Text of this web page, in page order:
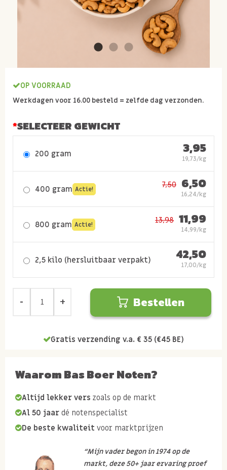
OP VOORRAAD
Werkdagen voor 16.00 besteld = zelfde dag verzonden.
SELECTEER GEWICHT
200 gram 3,95
19,73/kg
400 gram Actie! 7,50 6,50
16,24/kg
800 gram Actie! 13,98 11,99
14,99/kg
2,5 kilo (hersluitbaar verpakt) 42,50
17,00/kg
Bestellen
Gratis verzending v.a. € 35 (€45 BE)
Waarom Bas Boer Noten?
Altijd lekker vers zoals op de markt
Al 50 jaar dé notenspecialist
De beste kwaliteit voor marktprijzen
“Mijn vader begon in 1974 op de
markt, deze 50+ jaar ervaring proef